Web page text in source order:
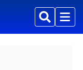
BuscarMenu